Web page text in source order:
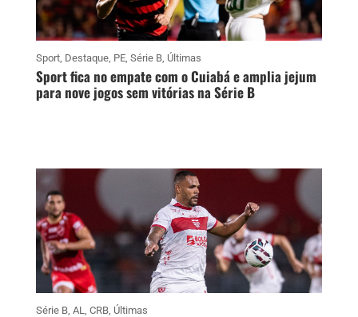
Sport, Destaque, PE, Série B, Últimas
Sport fica no empate com o Cuiabá e amplia jejum
para nove jogos sem vitórias na Série B
Série B, AL CRB, Últimas